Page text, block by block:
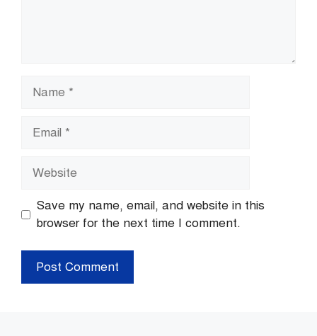
Name
Email
Website
Save my name, email, and website in this
browser for the next time I comment.